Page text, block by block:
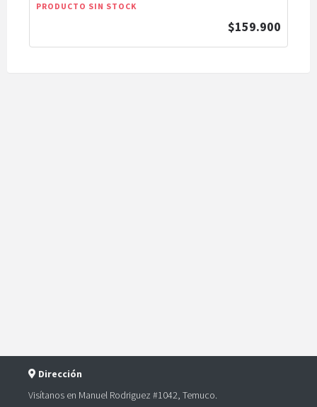
PRODUCTO SIN STOCK
$159.900
Dirección
Visítanos en Manuel Rodriguez #1042, Temuco.